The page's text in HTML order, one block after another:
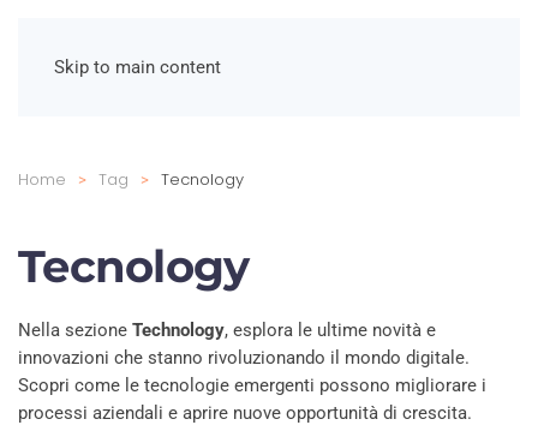
Skip to main content
Home Tag Tecnology
Tecnology
Nella sezione Technology, esplora le ultime novità e
innovazioni che stanno rivoluzionando il mondo digitale.
Scopri come le tecnologie emergenti possono migliorare i
processi aziendali e aprire nuove opportunità di crescita.